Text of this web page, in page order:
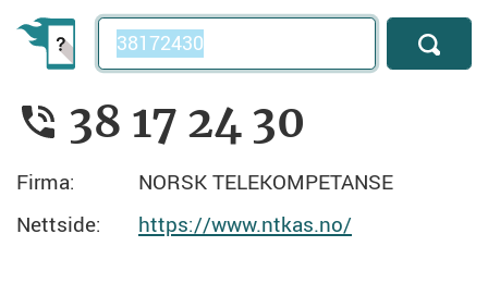
Telefonnummer
38 17 24 30
Firma:
NORSK TELEKOMPETANSE
Nettside:
https://www.ntkas.no/